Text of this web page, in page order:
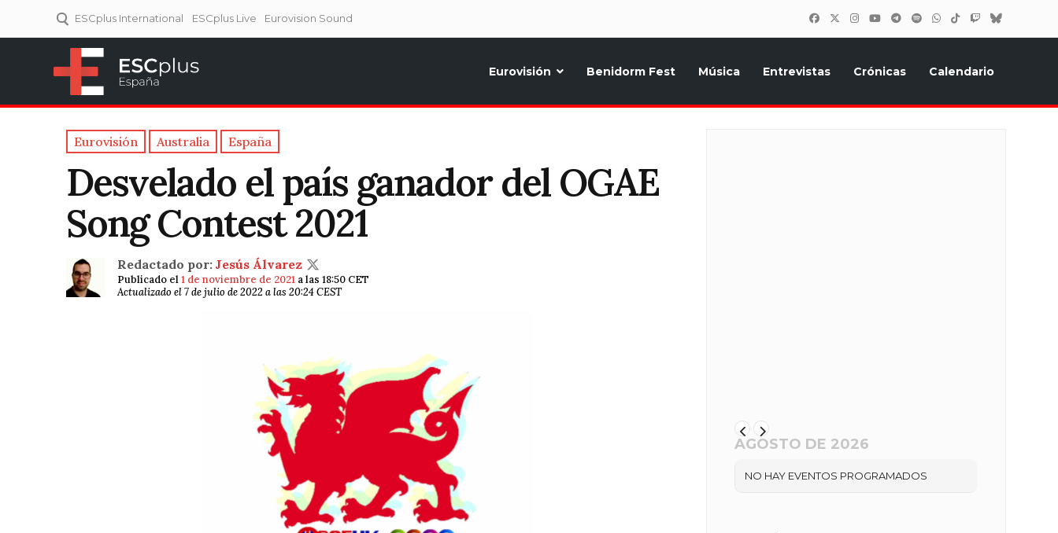
ESCplus International ESCplus Live Eurovision Sound
Eurovisión Benidorm Fest Música Entrevistas Crónicas Calendario
Eurovisión Australia España
Desvelado el país ganador del OGAE
Song Contest 2021
Redactado por: Jesús Álvarez
Publicado el1 de noviembre de 2021 a las 18:50 CET
Actualizado el 7 de julio de 2022 a las 20:24 CEST
AGOSTO DE 2026
NO HAY EVENTOS PROGRAMADOS